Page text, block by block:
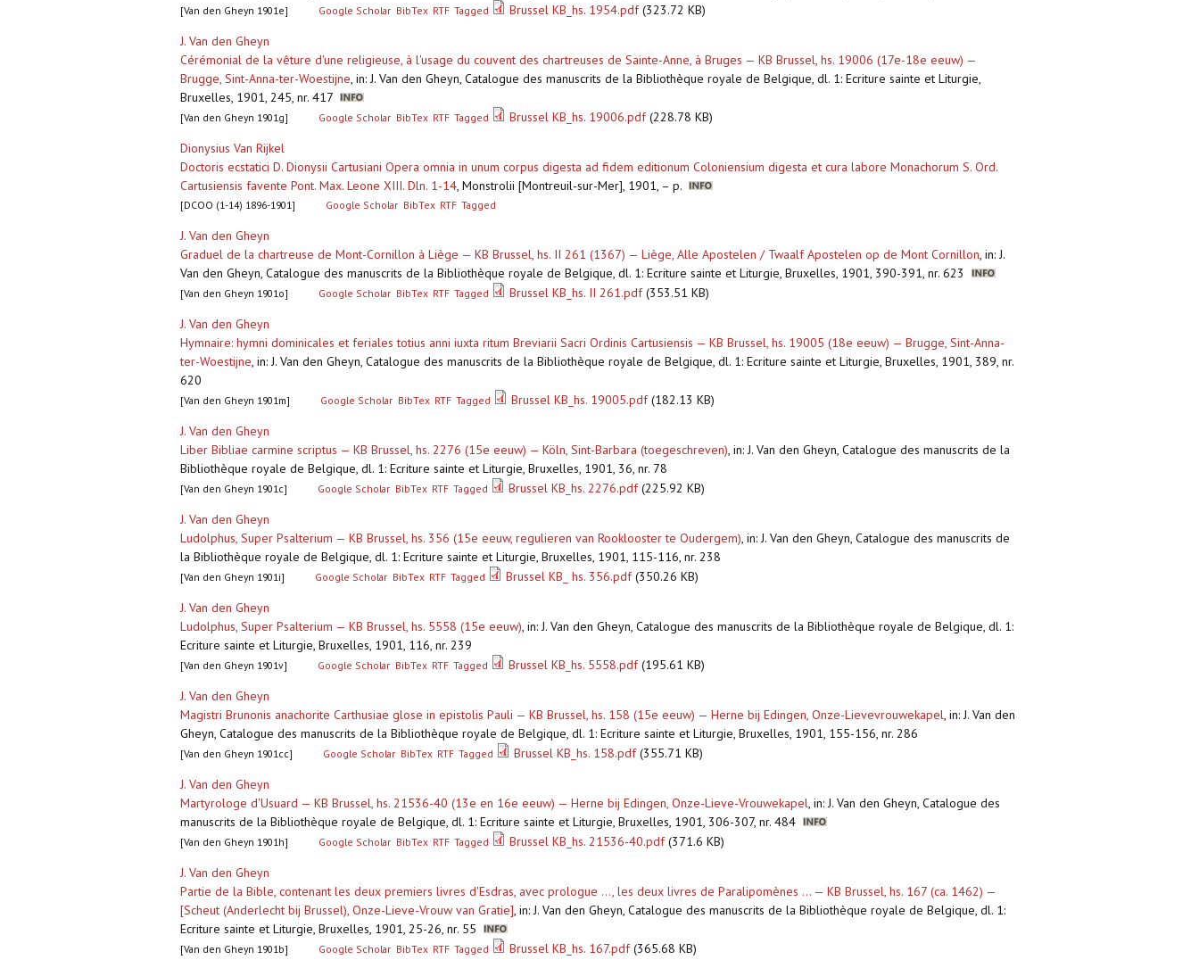
[Van den Gheyn 1901e] Google Scholar BibTex RTF Tagged Brussel KB_hs. 1954.pdf(323.72 KB)
J. Van den Gheyn
Cérémonial de la vêture d'une religieuse, à l'usage du couvent des chartreuses de Sainte-Anne, à Bruges — KB Brussel, hs. 19006 (17e-18e eeuw) —
Brugge, Sint-Anna-ter-Woestijne, in: J. Van den Gheyn, Catalogue des manuscrits de la Bibliothèque royale de Belgique, dl. 1: Ecriture sainte et Liturgie,
Bruxelles, 1901, 245, nr. 417
[Van den Gheyn 1901g] Google Scholar BibTex RTF Tagged Brussel KB_hs. 19006.pdf(228.78 KB)
Dionysius Van Rijkel
Doctoris ecstatici D. Dionysii Cartusiani Opera omnia in unum corpus digesta ad fidem editionum Coloniensium digesta et cura labore Monachorum S. Ord.
Cartusiensis favente Pont. Max. Leone XIII. Dln. 1-14, Monstrolii [Montreuil-sur-Mer], 1901, – p.
[DCOO (1-14) 1896-1901] Google Scholar BibTex RTF Tagged
J. Van den Gheyn
Graduel de la chartreuse de Mont-Cornillon à Liège — KB Brussel, hs. II 261 (1367) — Liège, Alle Apostelen / Twaalf Apostelen op de Mont Cornillon, in: J.
Van den Gheyn, Catalogue des manuscrits de la Bibliothèque royale de Belgique, dl. 1: Ecriture sainte et Liturgie, Bruxelles, 1901, 390-391, nr. 623
[Van den Gheyn 1901o] Google Scholar BibTex RTF Tagged Brussel KB_hs. II 261.pdf(353.51 KB)
J. Van den Gheyn
Hymnaire: hymni dominicales et feriales totius anni iuxta ritum Breviarii Sacri Ordinis Cartusiensis — KB Brussel, hs. 19005 (18e eeuw) — Brugge, Sint-Anna-
ter-Woestijne, in: J. Van den Gheyn, Catalogue des manuscrits de la Bibliothèque royale de Belgique, dl. 1: Ecriture sainte et Liturgie, Bruxelles, 1901, 389, nr.
620
[Van den Gheyn 1901m] Google Scholar BibTex RTF Tagged Brussel KB_hs. 19005.pdf(182.13 KB)
J. Van den Gheyn
Liber Bibliae carmine scriptus — KB Brussel, hs. 2276 (15e eeuw) — Köln, Sint-Barbara (toegeschreven), in: J. Van den Gheyn, Catalogue des manuscrits de la
Bibliothèque royale de Belgique, dl. 1: Ecriture sainte et Liturgie, Bruxelles, 1901, 36, nr. 78
[Van den Gheyn 1901c] Google Scholar BibTex RTF Tagged Brussel KB_hs. 2276.pdf(225.92 KB)
J. Van den Gheyn
Ludolphus, Super Psalterium — KB Brussel, hs. 356 (15e eeuw, regulieren van Rooklooster te Oudergem), in: J. Van den Gheyn, Catalogue des manuscrits de
la Bibliothèque royale de Belgique, dl. 1: Ecriture sainte et Liturgie, Bruxelles, 1901, 115-116, nr. 238
[Van den Gheyn 1901i] Google Scholar BibTex RTF Tagged Brussel KB_ hs. 356.pdf(350.26 KB)
J. Van den Gheyn
Ludolphus, Super Psalterium — KB Brussel, hs. 5558 (15e eeuw), in: J. Van den Gheyn, Catalogue des manuscrits de la Bibliothèque royale de Belgique, dl. 1:
Ecriture sainte et Liturgie, Bruxelles, 1901, 116, nr. 239
[Van den Gheyn 1901v] Google Scholar BibTex RTF Tagged Brussel KB_hs. 5558.pdf(195.61 KB)
J. Van den Gheyn
Magistri Brunonis anachorite Carthusiae glose in epistolis Pauli — KB Brussel, hs. 158 (15e eeuw) — Herne bij Edingen, Onze-Lievevrouwekapel, in: J. Van den
Gheyn, Catalogue des manuscrits de la Bibliothèque royale de Belgique, dl. 1: Ecriture sainte et Liturgie, Bruxelles, 1901, 155-156, nr. 286
[Van den Gheyn 1901cc] Google Scholar BibTex RTF Tagged Brussel KB_hs. 158.pdf(355.71 KB)
J. Van den Gheyn
Martyrologe d'Usuard — KB Brussel, hs. 21536-40 (13e en 16e eeuw) — Herne bij Edingen, Onze-Lieve-Vrouwekapel, in: J. Van den Gheyn, Catalogue des
manuscrits de la Bibliothèque royale de Belgique, dl. 1: Ecriture sainte et Liturgie, Bruxelles, 1901, 306-307, nr. 484
[Van den Gheyn 1901h] Google Scholar BibTex RTF Tagged Brussel KB_hs. 21536-40.pdf(371.6 KB)
J. Van den Gheyn
Partie de la Bible, contenant les deux premiers livres d'Esdras, avec prologue ..., les deux livres de Paralipomènes ... — KB Brussel, hs. 167 (ca. 1462) —
[Scheut (Anderlecht bij Brussel), Onze-Lieve-Vrouw van Gratie], in: J. Van den Gheyn, Catalogue des manuscrits de la Bibliothèque royale de Belgique, dl. 1:
Ecriture sainte et Liturgie, Bruxelles, 1901, 25-26, nr. 55
[Van den Gheyn 1901b] Google Scholar BibTex RTF Tagged Brussel KB_hs. 167.pdf(365.68 KB)